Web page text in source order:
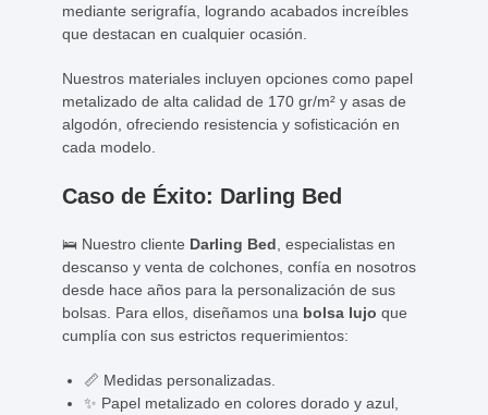
mediante serigrafía, logrando acabados increíbles
que destacan en cualquier ocasión.
Nuestros materiales incluyen opciones como papel
metalizado de alta calidad de 170 gr/m² y asas de
algodón, ofreciendo resistencia y sofisticación en
cada modelo.
Caso de Éxito: Darling Bed
🛌 Nuestro cliente Darling Bed , especialistas en
descanso y venta de colchones, confía en nosotros
desde hace años para la personalización de sus
bolsas. Para ellos, diseñamos una bolsa lujo que
cumplía con sus estrictos requerimientos:
📏 Medidas personalizadas.
✨ Papel metalizado en colores dorado y azul,